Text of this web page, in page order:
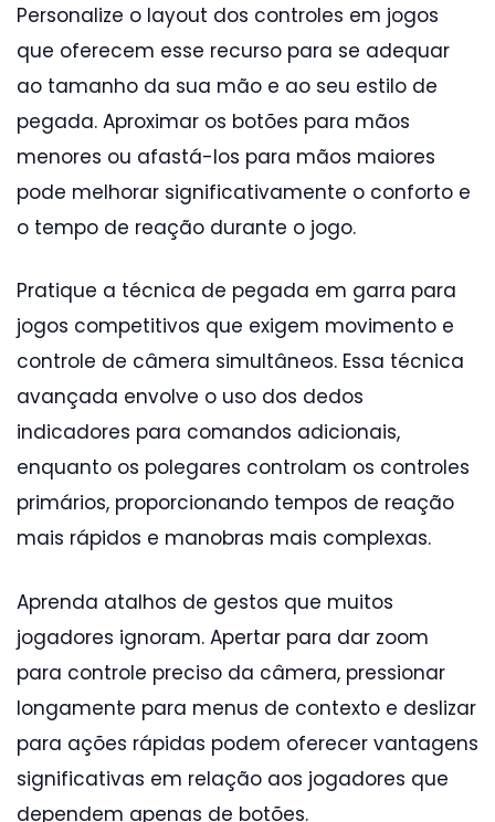
Personalize o layout dos controles em jogos
que oferecem esse recurso para se adequar
ao tamanho da sua mão e ao seu estilo de
pegada. Aproximar os botões para mãos
menores ou afastá-los para mãos maiores
pode melhorar significativamente o conforto e
o tempo de reação durante o jogo.
Pratique a técnica de pegada em garra para
jogos competitivos que exigem movimento e
controle de câmera simultâneos. Essa técnica
avançada envolve o uso dos dedos
indicadores para comandos adicionais,
enquanto os polegares controlam os controles
primários, proporcionando tempos de reação
mais rápidos e manobras mais complexas.
Aprenda atalhos de gestos que muitos
jogadores ignoram. Apertar para dar zoom
para controle preciso da câmera, pressionar
longamente para menus de contexto e deslizar
para ações rápidas podem oferecer vantagens
significativas em relação aos jogadores que
dependem apenas de botões.